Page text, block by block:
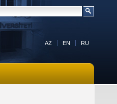
AZ EN RU